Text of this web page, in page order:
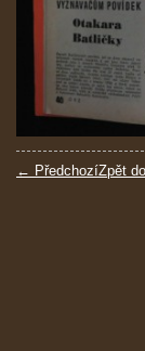
← PředchozíZpět